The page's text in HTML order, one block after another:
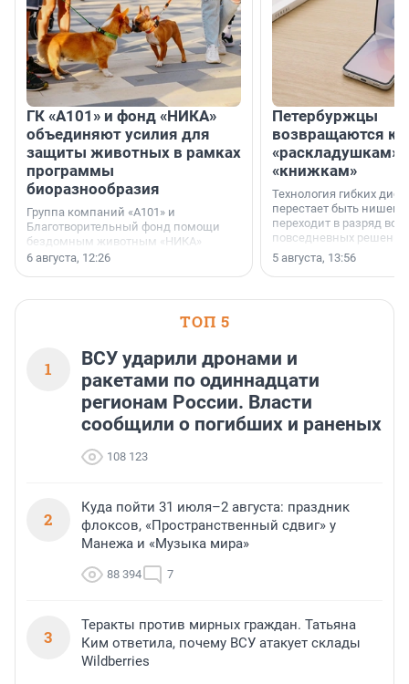
ГК «А101» и фонд «НИКА»
объединяют усилия для
защиты животных в рамках
программы
биоразнообразия
Группа компаний «А101» и
Благотворительный фонд помощи
бездомным животным «НИКА»
заключили соглашение о
6 августа, 12:26
Петербуржцы
возвращаются к
«раскладушкам»
«книжкам»
Технология гибких
перестает быть
переходит в разряд
повседневных
5 августа, 13:56
ТОП 5
1
ВСУ ударили дронами и
ракетами по одиннадцати
регионам России. Власти
сообщили о погибших и раненых
108 123
2
Куда пойти 31 июля–2 августа: праздник
флоксов, «Пространственный сдвиг» у
Манежа и «Музыка мира»
88 394 7
3
Теракты против мирных граждан. Татьяна
Ким ответила, почему ВСУ атакует склады
Wildberries